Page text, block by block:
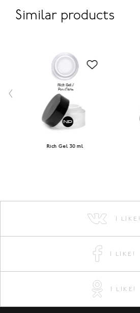
Similar products
Rich Gel 30 ml
I LIKE!
I LIKE!
I LIKE!